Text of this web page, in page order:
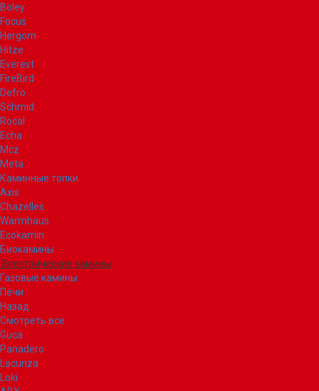
Boley
Focus
Hergom
Hitze
Everest
FireBird
Defro
Schmid
Rocal
Echa
Mcz
Meta
Каминные топки
Axis
Chazelles
Warmhaus
Ecokamin
Биокамины
Электрические камины
Газовые камины
Печи
Назад
Смотреть все
Guca
Panadero
Lacunza
Loki